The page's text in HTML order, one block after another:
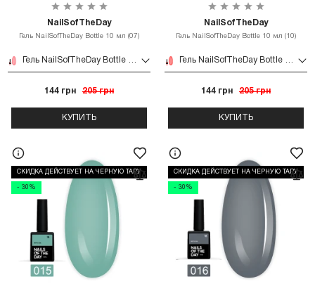
NailSofTheDay
Гель NailSofTheDay Bottle 10 мл (07)
Гель NailSofTheDay Bottle 10 мл (07)
144 грн 205 грн
КУПИТЬ
NailSofTheDay
Гель NailSofTheDay Bottle 10 мл (10)
Гель NailSofTheDay Bottle 10 мл (10)
144 грн 205 грн
КУПИТЬ
СКИДКА ДЕЙСТВУЕТ НА ЧЕРНУЮ ТАРУ
- 30%
СКИДКА ДЕЙСТВУЕТ НА ЧЕРНУЮ ТАРУ
- 30%